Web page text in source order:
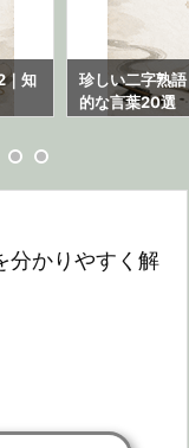
｜知
珍しい二字熟
的な言葉20選
分かりやすく解